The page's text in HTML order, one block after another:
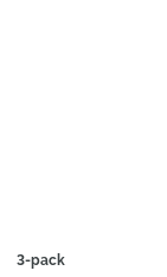
3-pack